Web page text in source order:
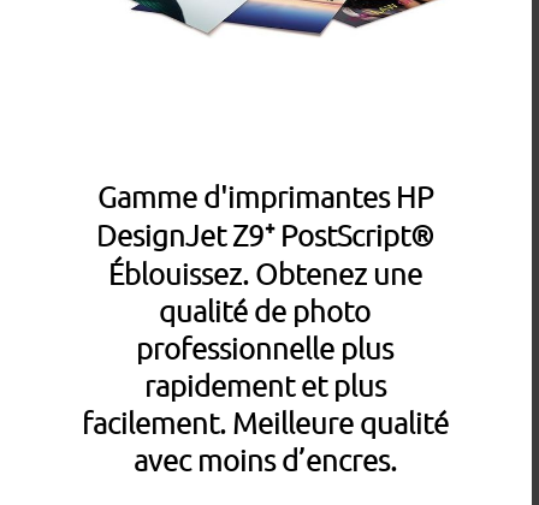
Gamme d'imprimantes HP
DesignJet Z9⁺ PostScript®
Éblouissez. Obtenez une
qualité de photo
professionnelle plus
rapidement et plus
facilement. Meilleure qualité
avec moins d’encres.